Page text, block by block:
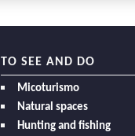
TO SEE AND DO
Micoturismo
Natural spaces
Hunting and fishing